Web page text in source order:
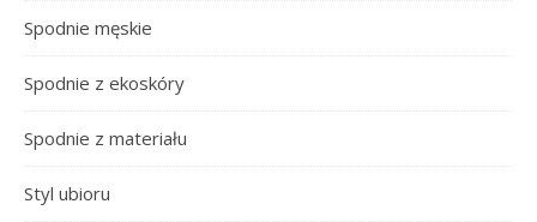
Spodnie męskie
Spodnie z ekoskóry
Spodnie z materiału
Styl ubioru